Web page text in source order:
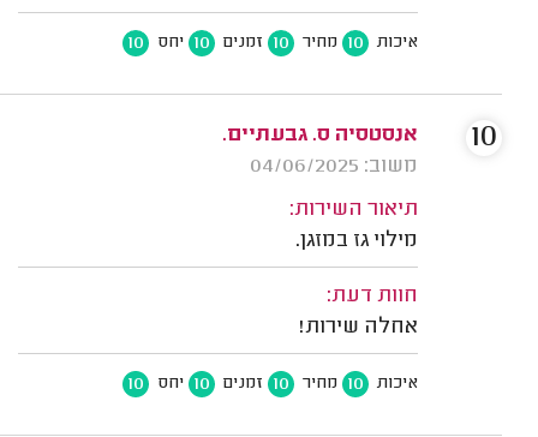
איכות 10 מחיר 10 זמנים 10 יחס 10
אנסטסיה ס. גבעתיים.
משוב: 04/06/2025
תיאור השירות:
מילוי גז במזגן.
חוות דעת:
אחלה שירות!
איכות 10 מחיר 10 זמנים 10 יחס 10
10